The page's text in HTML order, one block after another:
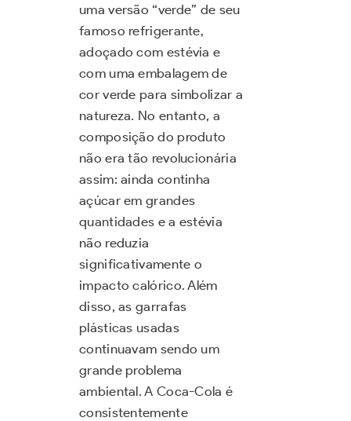
uma versão “verde” de seu
famoso refrigerante,
adoçado com estévia e
com uma embalagem de
cor verde para simbolizar a
natureza. No entanto, a
composição do produto
não era tão revolucionária
assim: ainda continha
açúcar em grandes
quantidades e a estévia
não reduzia
significativamente o
impacto calórico. Além
disso, as garrafas
plásticas usadas
continuavam sendo um
grande problema
ambiental. A Coca-Cola é
consistentemente